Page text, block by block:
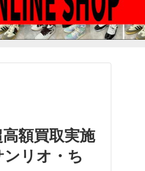
額買取実施
リオ・ち